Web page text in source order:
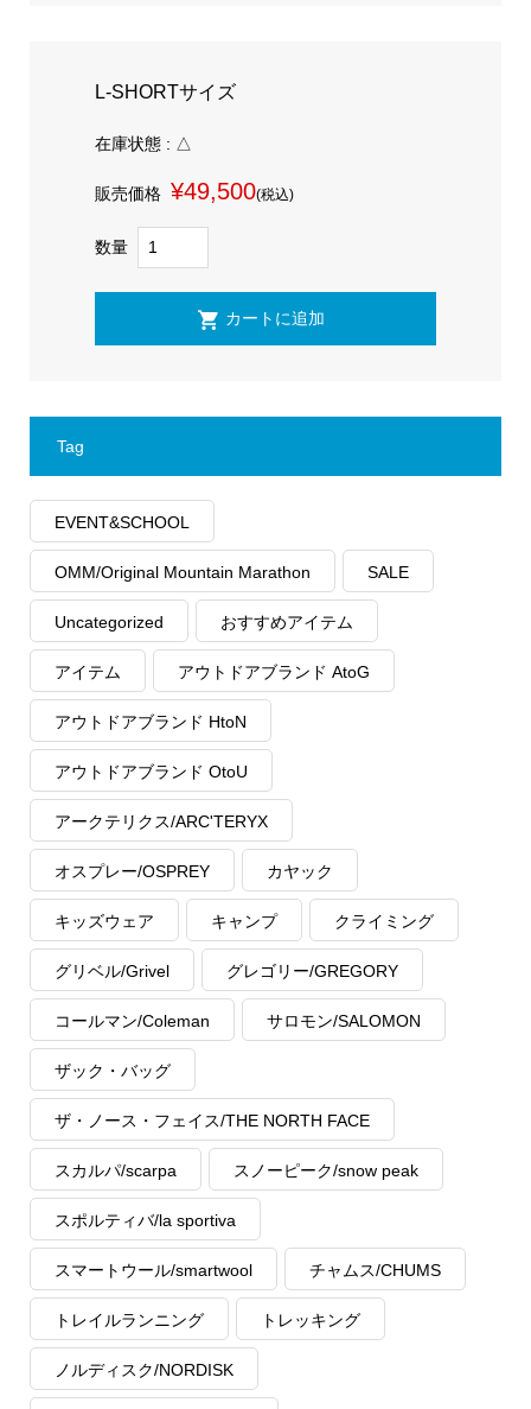
L-SHORTサイズ
在庫状態 : △
販売価格 ¥49,500(税込)
数量
Tag
EVENT&SCHOOL
OMM/Original Mountain Marathon SALE
Uncategorized おすすめアイテム
アイテム アウトドアブランド AtoG
アウトドアブランド HtoN
アウトドアブランド OtoU
アークテリクス/ARC'TERYX
オスプレー/OSPREY カヤック
キッズウェア キャンプ クライミング
グリベル/Grivel グレゴリー/GREGORY
コールマン/Coleman サロモン/SALOMON
ザック・バッグ
ザ・ノース・フェイス/THE NORTH FACE
スカルパ/scarpa スノーピーク/snow peak
スポルティバ/la sportiva
スマートウール/smartwool チャムス/CHUMS
トレイルランニング トレッキング
ノルディスク/NORDISK